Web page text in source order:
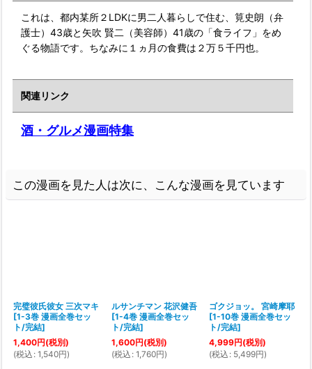
これは、都内某所２LDKに男二人暮らしで住む、筧史朗（弁
護士）43歳と矢吹 賢二（美容師）41歳の「食ライフ」をめ
ぐる物語です。ちなみに１ヵ月の食費は２万５千円也。
関連リンク
酒・グルメ漫画特集
この漫画を見た人は次に、こんな漫画を見ています
完璧彼氏彼女 三次マキ
[1-3巻 漫画全巻セッ
ト/完結]
1,400円(税別)
(税込 : 1,540円)
ルサンチマン 花沢健吾
[1-4巻 漫画全巻セッ
ト/完結]
1,600円(税別)
(税込 : 1,760円)
ゴクジョッ。 宮崎摩耶
[1-10巻 漫画全巻セッ
ト/完結]
4,999円(税別)
(税込 : 5,499円)